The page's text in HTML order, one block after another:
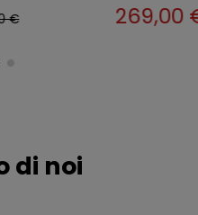
€
di noi